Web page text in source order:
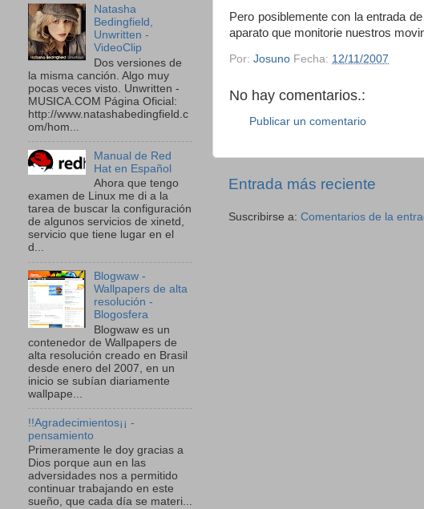
Pero posiblemente con la entrada
aparato que monitorie nuestros
Por: Josuno Fecha: 12/11/2007
No hay comentarios.:
Publicar un comentario
Entrada más reciente
Suscribirse a: Comentarios de la
Natasha
Bedingfield,
Unwritten -
VideoClip
Dos versiones de
la misma canción. Algo muy
pocas veces visto. Unwritten -
MUSICA.COM Página Oficial:
http://www.natashabedingfield.c
om/hom...
Manual de Red
Hat en Español
Ahora que tengo
examen de Linux me di a la
tarea de buscar la configuración
de algunos servicios de xinetd,
servicio que tiene lugar en el
d...
Blogwaw -
Wallpapers de alta
resolución -
Blogosfera
Blogwaw es un
contenedor de Wallpapers de
alta resolución creado en Brasil
desde enero del 2007, en un
inicio se subían diariamente
wallpape...
!!Agradecimientos¡¡ -
pensamiento
Primeramente le doy gracias a
Dios porque aun en las
adversidades nos a permitido
continuar trabajando en este
sueño, que cada día se materi...